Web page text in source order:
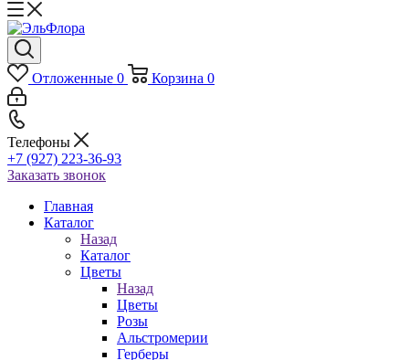
Отложенные 0 Корзина 0
Телефоны
+7 (927) 223-36-93
Заказать звонок
Главная
Каталог
Назад
Каталог
Цветы
Назад
Цветы
Розы
Альстромерии
Герберы